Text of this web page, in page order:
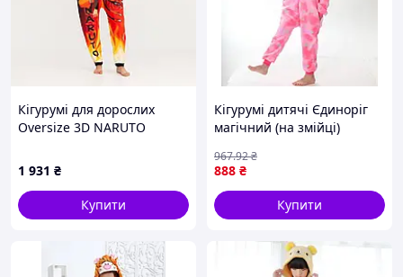
Кігурумі для дорослих
Oversize 3D NARUTO
1 931 ₴
Купити
Кігурумі дитячі Єдиноріг
магічний (на змійці)
888 ₴
967.92₴
Купити